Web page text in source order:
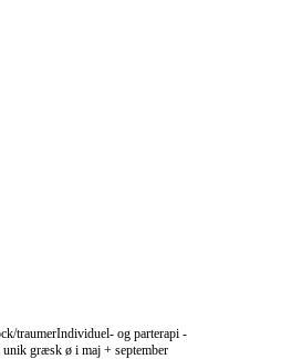
traumerIndividuel- og parterapi -
græsk ø i maj + september